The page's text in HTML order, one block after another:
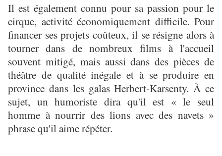
Il est également connu pour sa passion pour le
cirque, activité économiquement difficile. Pour
financer ses projets coûteux, il se résigne alors à
tourner dans de nombreux films à l'accueil
souvent mitigé, mais aussi dans des pièces de
théâtre de qualité inégale et à se produire en
province dans les galas Herbert-Karsenty. À ce
sujet, un humoriste dira qu'il est « le seul
homme à nourrir des lions avec des navets »
phrase qu'il aime répéter.